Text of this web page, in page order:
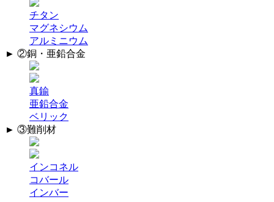
チタン
マグネシウム
アルミニウム
► ②銅・亜鉛合金
真鍮
亜鉛合金
ベリック
► ③難削材
インコネル
コバール
インバー